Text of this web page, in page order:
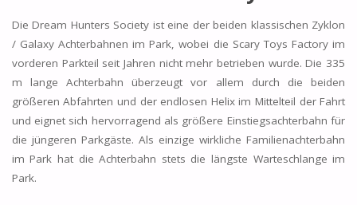
Die Dream Hunters Society ist eine der beiden klassischen Zyklon
/ Galaxy Achterbahnen im Park, wobei die Scary Toys Factory im
vorderen Parkteil seit Jahren nicht mehr betrieben wurde. Die 335
m lange Achterbahn überzeugt vor allem durch die beiden
größeren Abfahrten und der endlosen Helix im Mittelteil der Fahrt
und eignet sich hervorragend als größere Einstiegsachterbahn für
die jüngeren Parkgäste. Als einzige wirkliche Familienachterbahn
im Park hat die Achterbahn stets die längste Warteschlange im
Park.